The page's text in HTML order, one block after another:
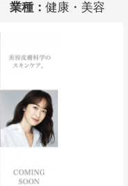
業種： 健康・美容